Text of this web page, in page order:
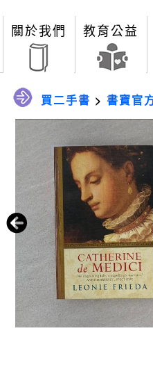
關於我們 教育公益
買二手書 > 書寶官